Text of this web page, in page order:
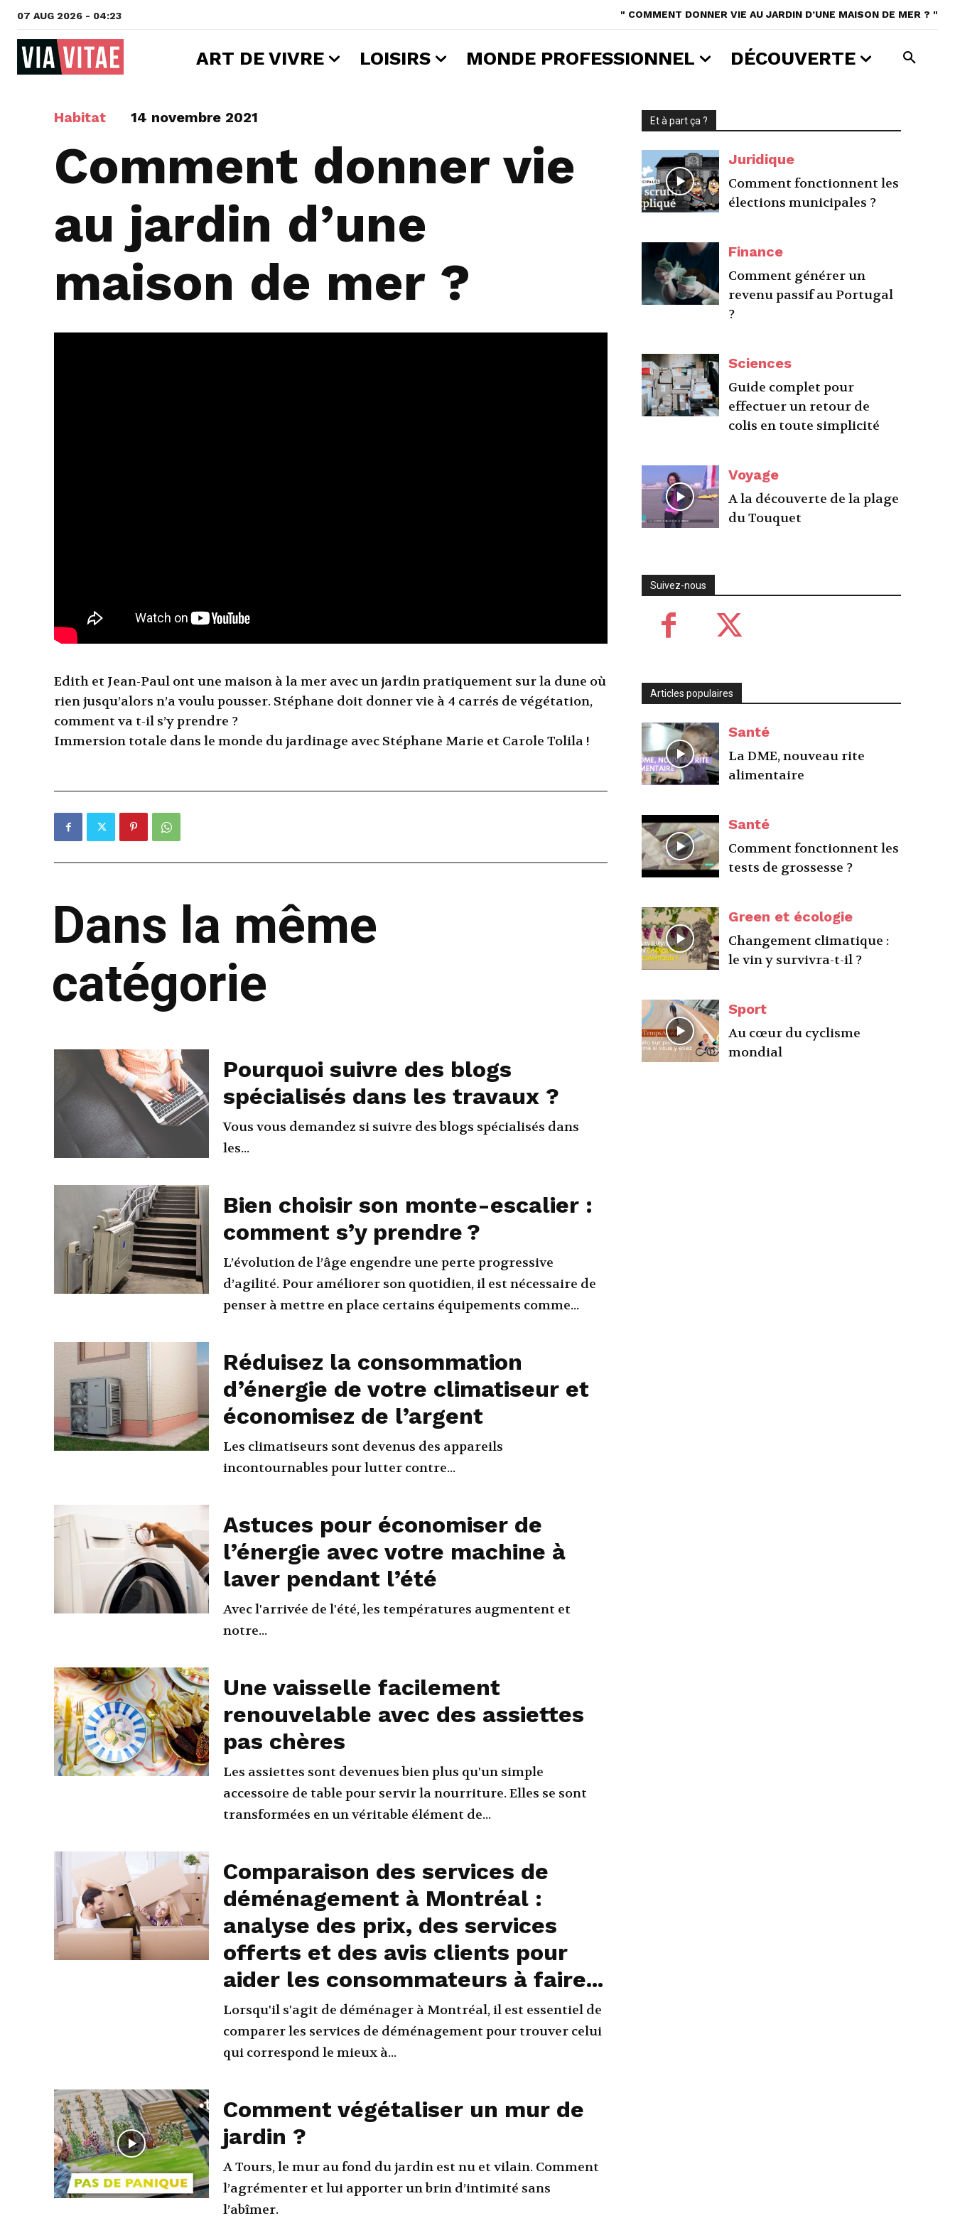
07 AUG 2026 - 04:23 " COMMENT DONNER VIE AU JARDIN D’UNE MAISON DE MER ? "
ART DE VIVRE LOISIRS MONDE PROFESSIONNEL DÉCOUVERTE
Habitat 14 novembre 2021
Comment donner vie
au jardin d’une
maison de mer ?
Edith et Jean-Paul ont une maison à la mer avec un jardin pratiquement sur la dune où
rien jusqu’alors n’a voulu pousser. Stéphane doit donner vie à 4 carrés de végétation,
comment va t-il s’y prendre ?
Immersion totale dans le monde du jardinage avec Stéphane Marie et Carole Tolila !
Dans la même
catégorie
Pourquoi suivre des blogs
spécialisés dans les travaux ?
Vous vous demandez si suivre des blogs spécialisés dans
les...
Bien choisir son monte-escalier :
comment s’y prendre ?
L’évolution de l’âge engendre une perte progressive
d’agilité. Pour améliorer son quotidien, il est nécessaire de
penser à mettre en place certains équipements comme...
Réduisez la consommation
d’énergie de votre climatiseur et
économisez de l’argent
Les climatiseurs sont devenus des appareils
incontournables pour lutter contre...
Astuces pour économiser de
l’énergie avec votre machine à
laver pendant l’été
Avec l'arrivée de l'été, les températures augmentent et
notre...
Une vaisselle facilement
renouvelable avec des assiettes
pas chères
Les assiettes sont devenues bien plus qu'un simple
accessoire de table pour servir la nourriture. Elles se sont
transformées en un véritable élément de...
Comparaison des services de
déménagement à Montréal :
analyse des prix, des services
offerts et des avis clients pour
aider les consommateurs à faire...
Lorsqu'il s'agit de déménager à Montréal, il est essentiel de
comparer les services de déménagement pour trouver celui
qui correspond le mieux à...
Comment végétaliser un mur de
jardin ?
A Tours, le mur au fond du jardin est nu et vilain. Comment
l’agrémenter et lui apporter un brin d’intimité sans
l’abîmer.
Et à part ça ?
Juridique
Comment fonctionnent les
élections municipales ?
Finance
Comment générer un
revenu passif au Portugal
?
Sciences
Guide complet pour
effectuer un retour de
colis en toute simplicité
Voyage
A la découverte de la plage
du Touquet
Suivez-nous
Articles populaires
Santé
La DME, nouveau rite
alimentaire
Santé
Comment fonctionnent les
tests de grossesse ?
Green et écologie
Changement climatique :
le vin y survivra-t-il ?
Sport
Au cœur du cyclisme
mondial